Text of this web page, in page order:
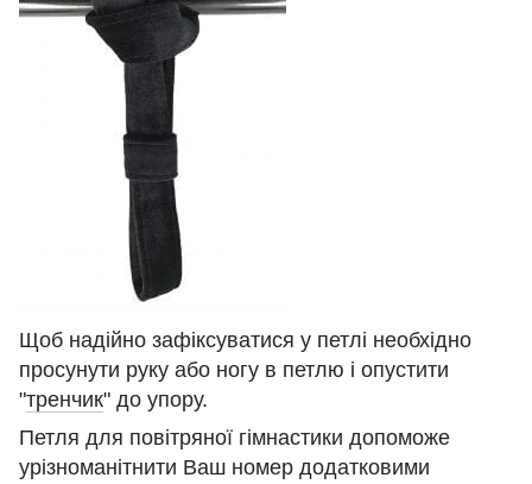
Щоб надійно зафіксуватися у петлі необхідно
просунути руку або ногу в петлю і опустити
"тренчик" до упору.
Петля для повітряної гімнастики допоможе
урізноманітнити Ваш номер додатковими